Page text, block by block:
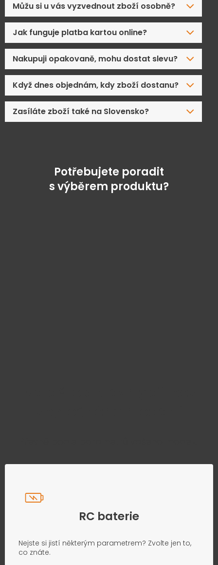
Můžu si u vás vyzvednout zboží osobně?
Jak funguje platba kartou online?
Nakupuji opakovaně, mohu dostat slevu?
Když dnes objednám, kdy zboží dostanu?
Zasíláte zboží také na Slovensko?
Potřebujete poradit
s výběrem produktu?
RC baterie
Nejste si jistí některým parametrem? Zvolte jen to,
co znáte.